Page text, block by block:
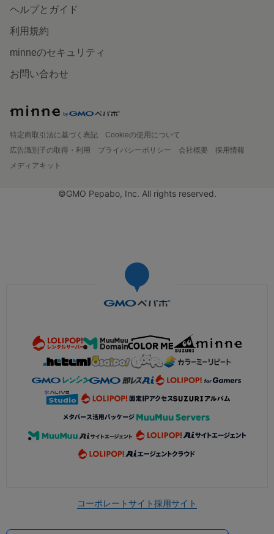
ヘルプとガイド
利用規約
minneのセキュリティ
お問い合わせ
特定商取引法に基づく表記
Cookieの使用について
広告識別子の取得・利用
プライバシーポリシー 会社概要
採用情報
メディアキット
©GMO Pepabo, Inc. All rights reserved.
コーポレートサイト採用サイト